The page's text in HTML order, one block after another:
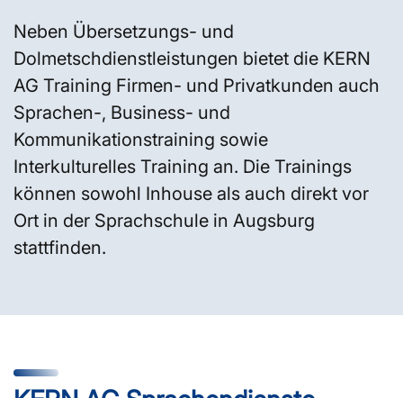
Neben Übersetzungs- und
Dolmetschdienstleistungen bietet die KERN
AG Training Firmen- und Privatkunden auch
Sprachen-, Business- und
Kommunikationstraining sowie
Interkulturelles Training an. Die Trainings
können sowohl Inhouse als auch direkt vor
Ort in der Sprachschule in Augsburg
stattfinden.